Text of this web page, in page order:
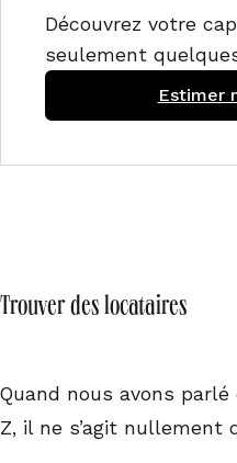
Découvrez votre
seulement
Estimer
Trouver des locataires
Quand nous avons parlé
Z, il ne s’agit nullement